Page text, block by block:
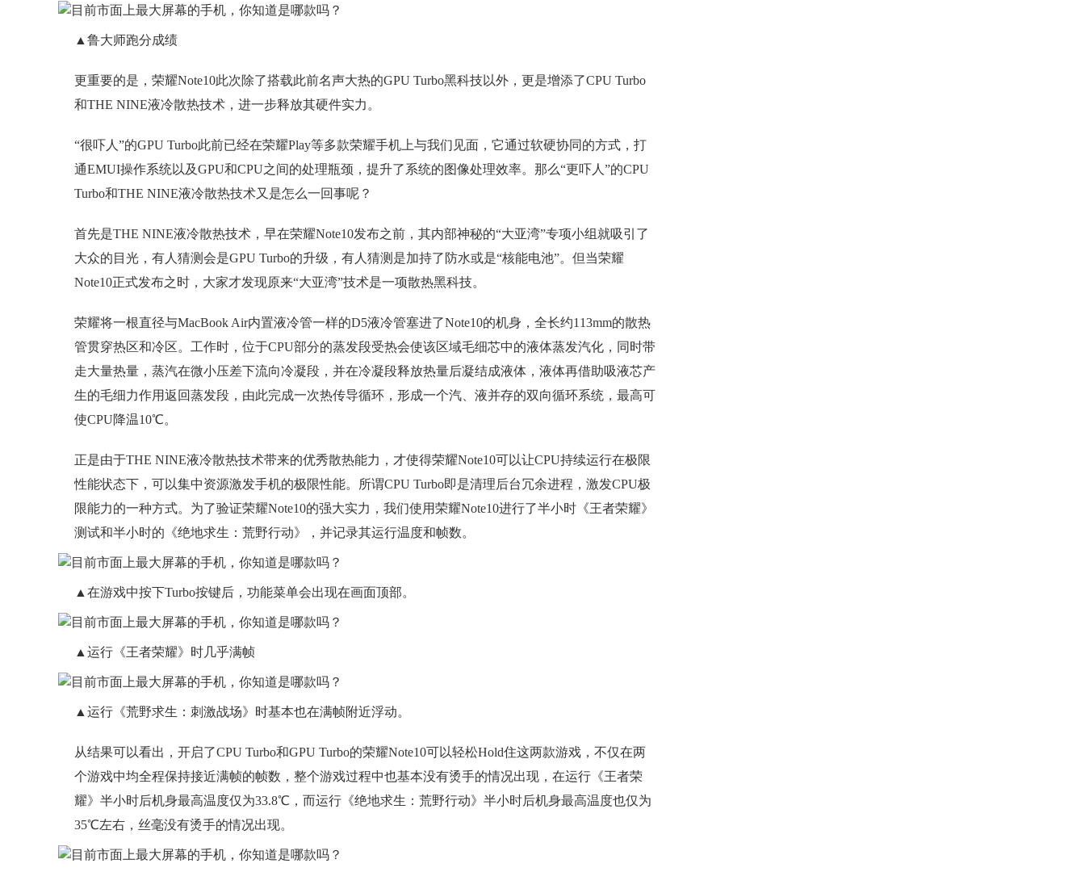
▲鲁大师跑分成绩
更重要的是，荣耀Note10此次除了搭载此前名声大热的GPU Turbo黑科技以外，更是增添了CPU Turbo
和THE NINE液冷散热技术，进一步释放其硬件实力。
“很吓人”的GPU Turbo此前已经在荣耀Play等多款荣耀手机上与我们见面，它通过软硬协同的方式，打
通EMUI操作系统以及GPU和CPU之间的处理瓶颈，提升了系统的图像处理效率。那么“更吓人”的CPU
Turbo和THE NINE液冷散热技术又是怎么一回事呢？
首先是THE NINE液冷散热技术，早在荣耀Note10发布之前，其内部神秘的“大亚湾”专项小组就吸引了
大众的目光，有人猜测会是GPU Turbo的升级，有人猜测是加持了防水或是“核能电池”。但当荣耀
Note10正式发布之时，大家才发现原来“大亚湾”技术是一项散热黑科技。
荣耀将一根直径与MacBook Air内置液冷管一样的D5液冷管塞进了Note10的机身，全长约113mm的散热
管贯穿热区和冷区。工作时，位于CPU部分的蒸发段受热会使该区域毛细芯中的液体蒸发汽化，同时带
走大量热量，蒸汽在微小压差下流向冷凝段，并在冷凝段释放热量后凝结成液体，液体再借助吸液芯产
生的毛细力作用返回蒸发段，由此完成一次热传导循环，形成一个汽、液并存的双向循环系统，最高可
使CPU降温10℃。
正是由于THE NINE液冷散热技术带来的优秀散热能力，才使得荣耀Note10可以让CPU持续运行在极限
性能状态下，可以集中资源激发手机的极限性能。所谓CPU Turbo即是清理后台冗余进程，激发CPU极
限能力的一种方式。为了验证荣耀Note10的强大实力，我们使用荣耀Note10进行了半小时《王者荣耀》
测试和半小时的《绝地求生：荒野行动》，并记录其运行温度和帧数。
▲在游戏中按下Turbo按键后，功能菜单会出现在画面顶部。
▲运行《王者荣耀》时几乎满帧
▲运行《荒野求生：刺激战场》时基本也在满帧附近浮动。
从结果可以看出，开启了CPU Turbo和GPU Turbo的荣耀Note10可以轻松Hold住这两款游戏，不仅在两
个游戏中均全程保持接近满帧的帧数，整个游戏过程中也基本没有烫手的情况出现，在运行《王者荣
耀》半小时后机身最高温度仅为33.8℃，而运行《绝地求生：荒野行动》半小时后机身最高温度也仅为
35℃左右，丝毫没有烫手的情况出现。